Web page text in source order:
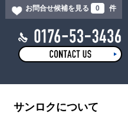
お問合せ候補を見る 0 件
サンロクについて